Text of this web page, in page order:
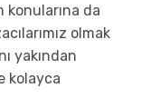
konularına da
olmak
yakından
kolayca